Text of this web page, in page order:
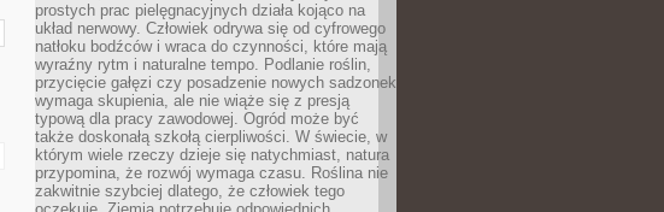
prostych prac pielęgnacyjnych działa kojąco na
układ nerwowy. Człowiek odrywa się od cyfrowego
natłoku bodźców i wraca do czynności, które mają
wyraźny rytm i naturalne tempo. Podlanie roślin,
przycięcie gałęzi czy posadzenie nowych sadzonek
wymaga skupienia, ale nie wiąże się z presją
typową dla pracy zawodowej. Ogród może być
także doskonałą szkołą cierpliwości. W świecie, w
którym wiele rzeczy dzieje się natychmiast, natura
przypomina, że rozwój wymaga czasu. Roślina nie
zakwitnie szybciej dlatego, że człowiek tego